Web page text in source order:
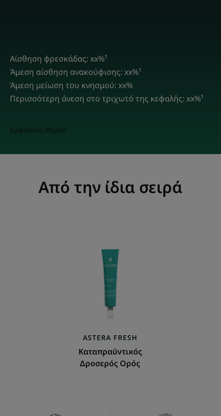
Αίσθηση φρεσκάδας: xx%¹
Άμεση αίσθηση ανακούφισης: xx%¹
Άμεση μείωση του κνησμού: xx%
Περισσότερη άνεση στο τριχωτό της κεφαλής: xx%¹
Εμφάνιση πηγών
Από την ίδια σειρά
Ορός
ASTERAFRESH
Καταπραϋντικός
Δροσερός Ορός